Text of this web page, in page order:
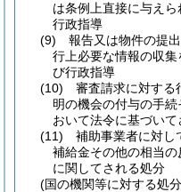
は条例上直接に与え
行政指導
(9)
報告又は物件の提
行上必要な情報の収
び行政指導
(10)
審査請求に対する
明の機会の付与の手
おいて法令に基づい
(11)
補助事業者に対し
補給金その他の相当
に関してされる処分
(国の機関等に対する処